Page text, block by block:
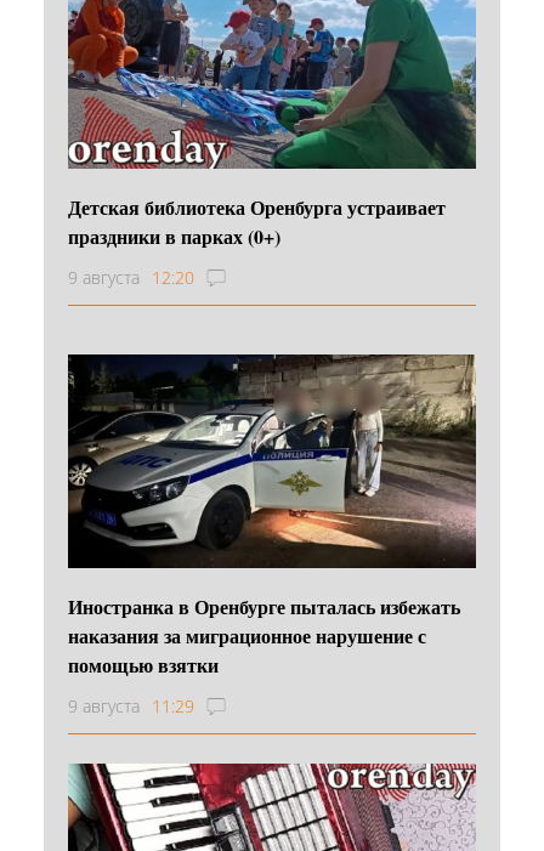
Детская библиотека Оренбурга устраивает
праздники в парках (0+)
9 августа 12:20
Иностранка в Оренбурге пыталась избежать
наказания за миграционное нарушение с
помощью взятки
9 августа 11:29